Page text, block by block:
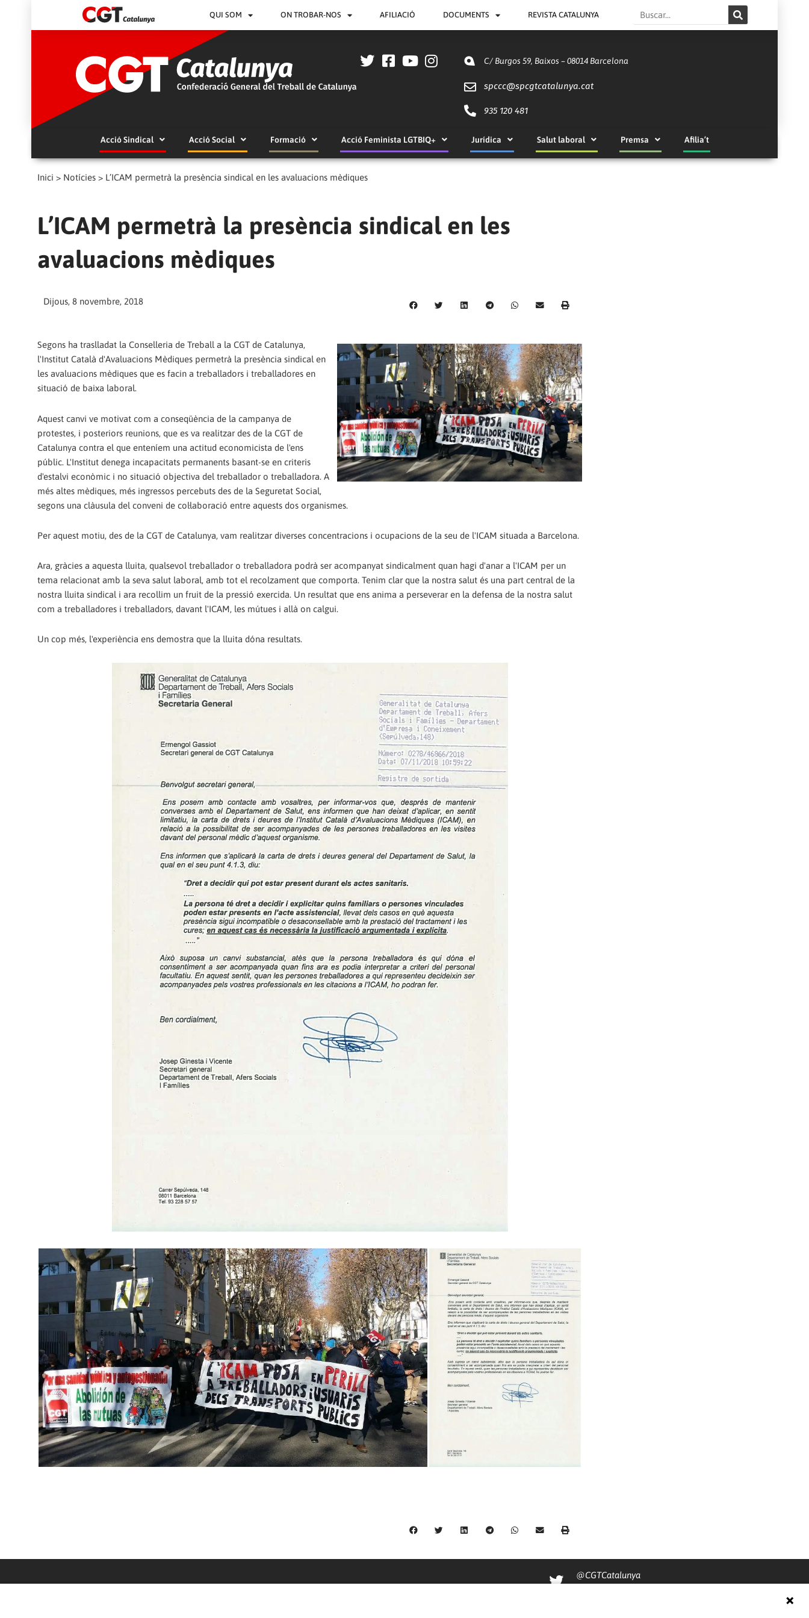
QUI SOM ON TROBAR-NOS AFILIACIÓ DOCUMENTS REVISTA CATALUNYA Search
C/ Burgos 59, Baixos – 08014 Barcelona
spccc@spcgtcatalunya.cat
935 120 481
Acció Sindical Acció Social Formació Acció Feminista LGTBIQ+ Jurídica Salut laboral Premsa Afilia’t
Inici > Notícies > L’ICAM permetrà la presència sindical en les avaluacions mèdiques
L’ICAM permetrà la presència sindical en les
avaluacions mèdiques
Dijous, 8 novembre, 2018
Segons ha traslladat la Conselleria de Treball a la CGT de Catalunya,
l'Institut Català d'Avaluacions Mèdiques permetrà la presència sindical en
les avaluacions mèdiques que es facin a treballadors i treballadores en
situació de baixa laboral.
Aquest canvi ve motivat com a conseqüència de la campanya de
protestes, i posteriors reunions, que es va realitzar des de la CGT de
Catalunya contra el que enteníem una actitud economicista de l'ens
públic. L'Institut denega incapacitats permanents basant-se en criteris
d'estalvi econòmic i no situació objectiva del treballador o treballadora. A
més altes mèdiques, més ingressos percebuts des de la Seguretat Social,
segons una clàusula del conveni de col·laboració entre aquests dos organismes.
Per aquest motiu, des de la CGT de Catalunya, vam realitzar diverses concentracions i ocupacions de la seu de l'ICAM situada a Barcelona.
Ara, gràcies a aquesta lluita, qualsevol treballador o treballadora podrà ser acompanyat sindicalment quan hagi d'anar a l'ICAM per un
tema relacionat amb la seva salut laboral, amb tot el recolzament que comporta. Tenim clar que la nostra salut és una part central de la
nostra lluita sindical i ara recollim un fruit de la pressió exercida. Un resultat que ens anima a perseverar en la defensa de la nostra salut
com a treballadores i treballadors, davant l'ICAM, les mútues i allà on calgui.
Un cop més, l'experiència ens demostra que la lluita dóna resultats.
@CGTCatalunya